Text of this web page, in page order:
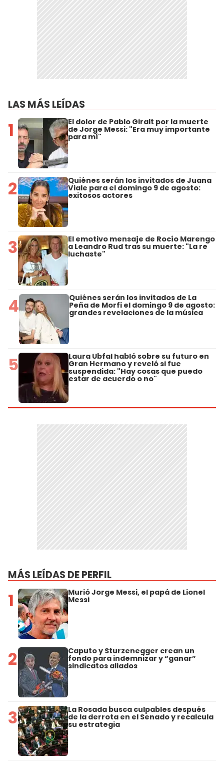
LAS MÁS LEÍDAS
1 El dolor de Pablo Giralt por la muerte
de Jorge Messi: "Era muy importante
para mí"
2 Quiénes serán los invitados de Juana
Viale para el domingo 9 de agosto:
exitosos actores
3 El emotivo mensaje de Rocío Marengo
a Leandro Rud tras su muerte: "La re
luchaste"
4 Quiénes serán los invitados de La
Peña de Morfi el domingo 9 de agosto:
grandes revelaciones de la música
5 Laura Ubfal habló sobre su futuro en
Gran Hermano y reveló si fue
suspendida: "Hay cosas que puedo
estar de acuerdo o no"
MÁS LEÍDAS DE PERFIL
1 Murió Jorge Messi, el papá de Lionel
Messi
2 Caputo y Sturzenegger crean un
fondo para indemnizar y “ganar”
sindicatos aliados
3 La Rosada busca culpables después
de la derrota en el Senado y recalcula
su estrategia